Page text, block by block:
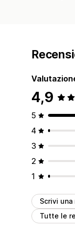
4,9
5
4
3
2
1
Scrivi
Tutte le